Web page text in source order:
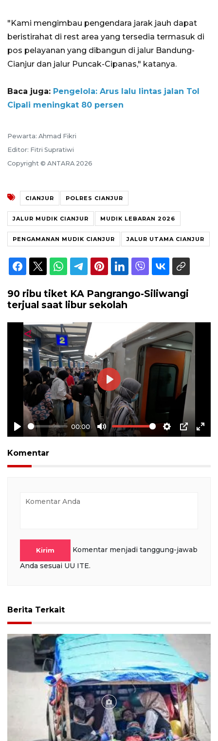
"Kami mengimbau pengendara jarak jauh dapat
beristirahat di rest area yang tersedia termasuk di
pos pelayanan yang dibangun di jalur Bandung-
Cianjur dan jalur Puncak-Cipanas," katanya.
Baca juga: Pengelola: Arus lalu lintas jalan Tol
Cipali meningkat 80 persen
Pewarta: Ahmad Fikri
Editor: Fitri Supratiwi
Copyright © ANTARA 2026
CIANJUR POLRES CIANJUR
JALUR MUDIK CIANJUR MUDIK LEBARAN 2026
PENGAMANAN MUDIK CIANJUR JALUR UTAMA CIANJUR
90 ribu tiket KA Pangrango-Siliwangi
terjual saat libur sekolah
Play
00:00
Mute Settings
PIP
Play
Komentar
Kirim
Komentar menjadi tanggung-jawab
Anda sesuai UU ITE.
Berita Terkait